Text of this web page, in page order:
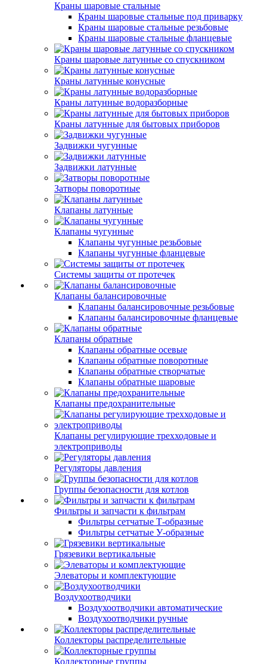
Краны шаровые стальные
Краны шаровые стальные под приварку
Краны шаровые стальные резьбовые
Краны шаровые стальные фланцевые
Краны шаровые латунные со спускником
Краны латунные конусные
Краны латунные водоразборные
Краны латунные для бытовых приборов
Задвижки чугунные
Задвижки латунные
Затворы поворотные
Клапаны латунные
Клапаны чугунные
Клапаны чугунные резьбовые
Клапаны чугунные фланцевые
Системы защиты от протечек
Клапаны балансировочные
Клапаны балансировочные резьбовые
Клапаны балансировочные фланцевые
Клапаны обратные
Клапаны обратные осевые
Клапаны обратные поворотные
Клапаны обратные створчатые
Клапаны обратные шаровые
Клапаны предохранительные
Клапаны регулирующие трехходовые и
электроприводы
Регуляторы давления
Группы безопасности для котлов
Фильтры и запчасти к фильтрам
Фильтры сетчатые Т-образные
Фильтры сетчатые У-образные
Грязевики вертикальные
Элеваторы и комплектующие
Воздухоотводчики
Воздухоотводчики автоматические
Воздухоотводчики ручные
Коллекторы распределительные
Коллекторные группы